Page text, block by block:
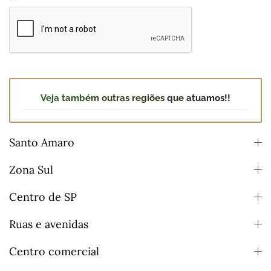
Veja também outras regiões que atuamos!!
Santo Amaro
Zona Sul
Centro de SP
Ruas e avenidas
Centro comercial